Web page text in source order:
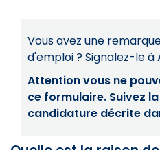
Vous avez une
d'emploi ? Signalez-le à
Attention vous ne
ce formulaire. Suivez
candidature décrite